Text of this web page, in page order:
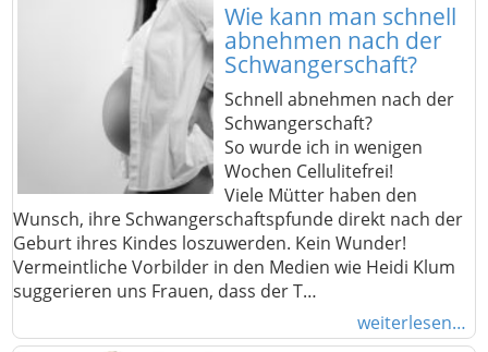
Wie kann man schnell
abnehmen nach der
Schwangerschaft?
Schnell abnehmen nach der
Schwangerschaft?
So wurde ich in wenigen
Wochen Cellulitefrei!
Viele Mütter haben den
Wunsch, ihre Schwangerschaftspfunde direkt nach der
Geburt ihres Kindes loszuwerden. Kein Wunder!
Vermeintliche Vorbilder in den Medien wie Heidi Klum
suggerieren uns Frauen, dass der T…
weiterlesen…